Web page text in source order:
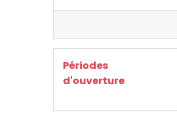
Périodes
d'ouverture